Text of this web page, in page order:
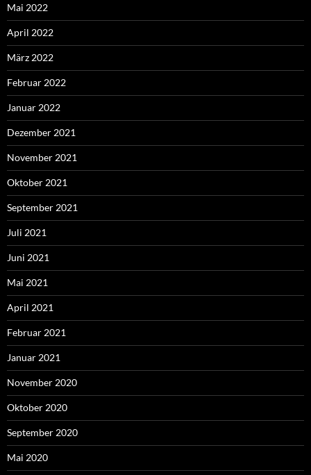
Mai 2022
April 2022
März 2022
Februar 2022
Januar 2022
Dezember 2021
November 2021
Oktober 2021
September 2021
Juli 2021
Juni 2021
Mai 2021
April 2021
Februar 2021
Januar 2021
November 2020
Oktober 2020
September 2020
Mai 2020